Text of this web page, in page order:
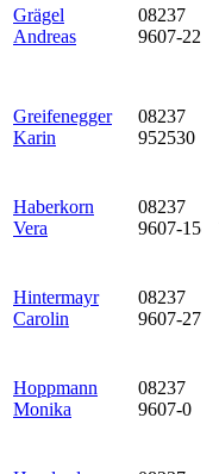
Grägel
Andreas
08237
9607-22
Greifenegger
Karin
08237
952530
Haberkorn
Vera
08237
9607-15
Hintermayr
Carolin
08237
9607-27
Hoppmann
Monika
08237
9607-0